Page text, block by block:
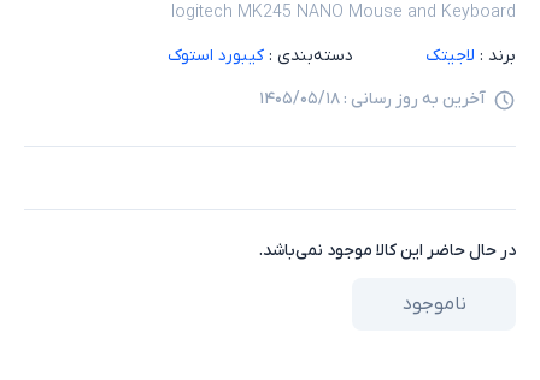
logitech MK245 NANO Mouse and Keyboard
برند : لاجیتک دسته‌بندی : کیبورد استوک
آخرین به روز رسانی : ۱۴۰۵/۰۵/۱۸
در حال حاضر این کالا موجود نمی‌باشد.
ناموجود